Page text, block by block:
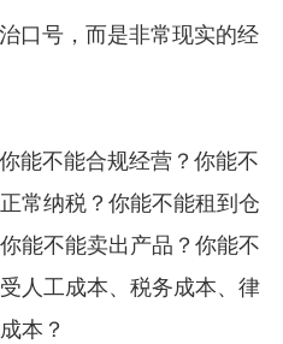
号，而是非常现实的经
不能合规经营？你能不
常纳税？你能不能租到仓
能不能卖出产品？你能不
人工成本、税务成本、律
本？